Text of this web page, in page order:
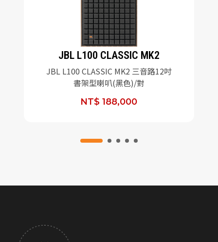
JBL L100 CLASSIC MK2
JBL L100 CLASSIC MK2 三音路12吋
書架型喇叭(黑色)/對
NT$ 188,000